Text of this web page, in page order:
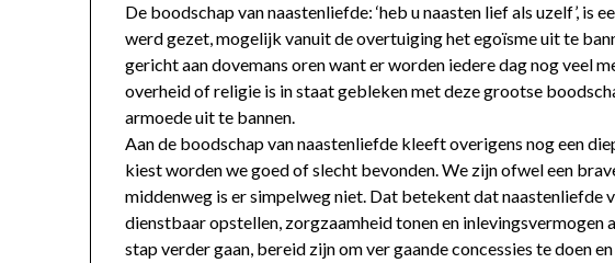
De boodschap van naastenliefde: ‘heb u naasten lief als uzelf’, is
werd gezet, mogelijk vanuit de overtuiging het egoïsme uit te
gericht aan dovemans oren want er worden iedere dag nog veel
overheid of religie is in staat gebleken met deze grootse
armoede uit te bannen.
Aan de boodschap van naastenliefde kleeft overigens nog een
kiest worden we goed of slecht bevonden. We zijn ofwel een
middenweg is er simpelweg niet. Dat betekent dat naastenliefde
dienstbaar opstellen, zorgzaamheid tonen en inlevingsvermogen
stap verder gaan, bereid zijn om ver gaande concessies te doen